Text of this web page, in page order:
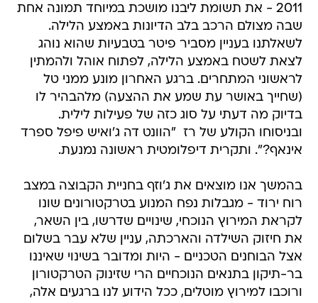
2011 - את תשומת ליבנו מושכת במיוחד תמונה אחת
שבה מצולם הרכב בלב הדיונות באמצע הלילה.
לשאלתנו בעניין מסביר פיטר בטבעיות שהוא נוהג
לצאת לשטח באמצע הלילה, לפתוח אוהל ולהמתין
לראשוני המתחרים. ברגע האחרון מונע ממני טל
(שחייך באושר עת שמע את ההצעה) מלהבהיר לו
בדיוק מה דעתי על סוג כזה של פעילות לילית.
ובניסוחו הקולע של רז  "הוונט דה ג'ואיש פיפל ספרד
אינאף?". ותקרית דיפלומטית ראשונה נמנעת.
בהמשך אנו מוצאים את ג'וזף בחניית הקבוצה במצב
רוח ירוד - מגבלות נפח המנוע בטרקטורונים שונו
לקראת המירוץ הנוכחי, שינויים שדרשו, בין השאר,
את חיזוק השילדה והארכתה, עניין שלא עבר בשלום
אצל הבוחנים הטכניים - היות ומדובר בשינוי שאיננו
בר-תיקון בתנאים הנוכחיים הרי שזינוק הטרקטורון
ורוכבו למירוץ מוטלים, ככל הידוע לנו ברגעים אלה,